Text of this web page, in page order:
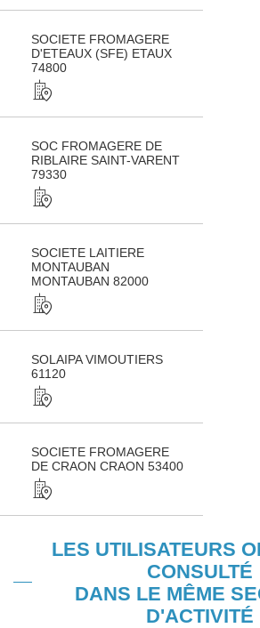
SOCIETE FROMAGERE
D'ETEAUX (SFE) ETAUX
74800
SOC FROMAGERE DE
RIBLAIRE SAINT-VARENT
79330
SOCIETE LAITIERE
MONTAUBAN
MONTAUBAN 82000
SOLAIPA VIMOUTIERS
61120
SOCIETE FROMAGERE
DE CRAON CRAON 53400
LES UTILISATEURS
CONSULTÉ
DANS LE MÊME
D'ACTIVITÉ